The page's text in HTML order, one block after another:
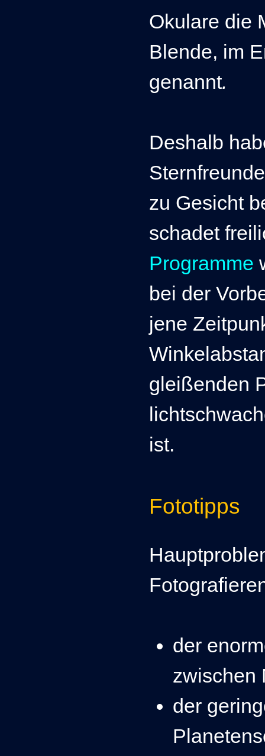
Okulare die
Blende, im
genannt.
Deshalb
zu Gesicht
schadet
Programme
bei der
jene
gleißenden
ist.
Fototipps
der
zwischen
der